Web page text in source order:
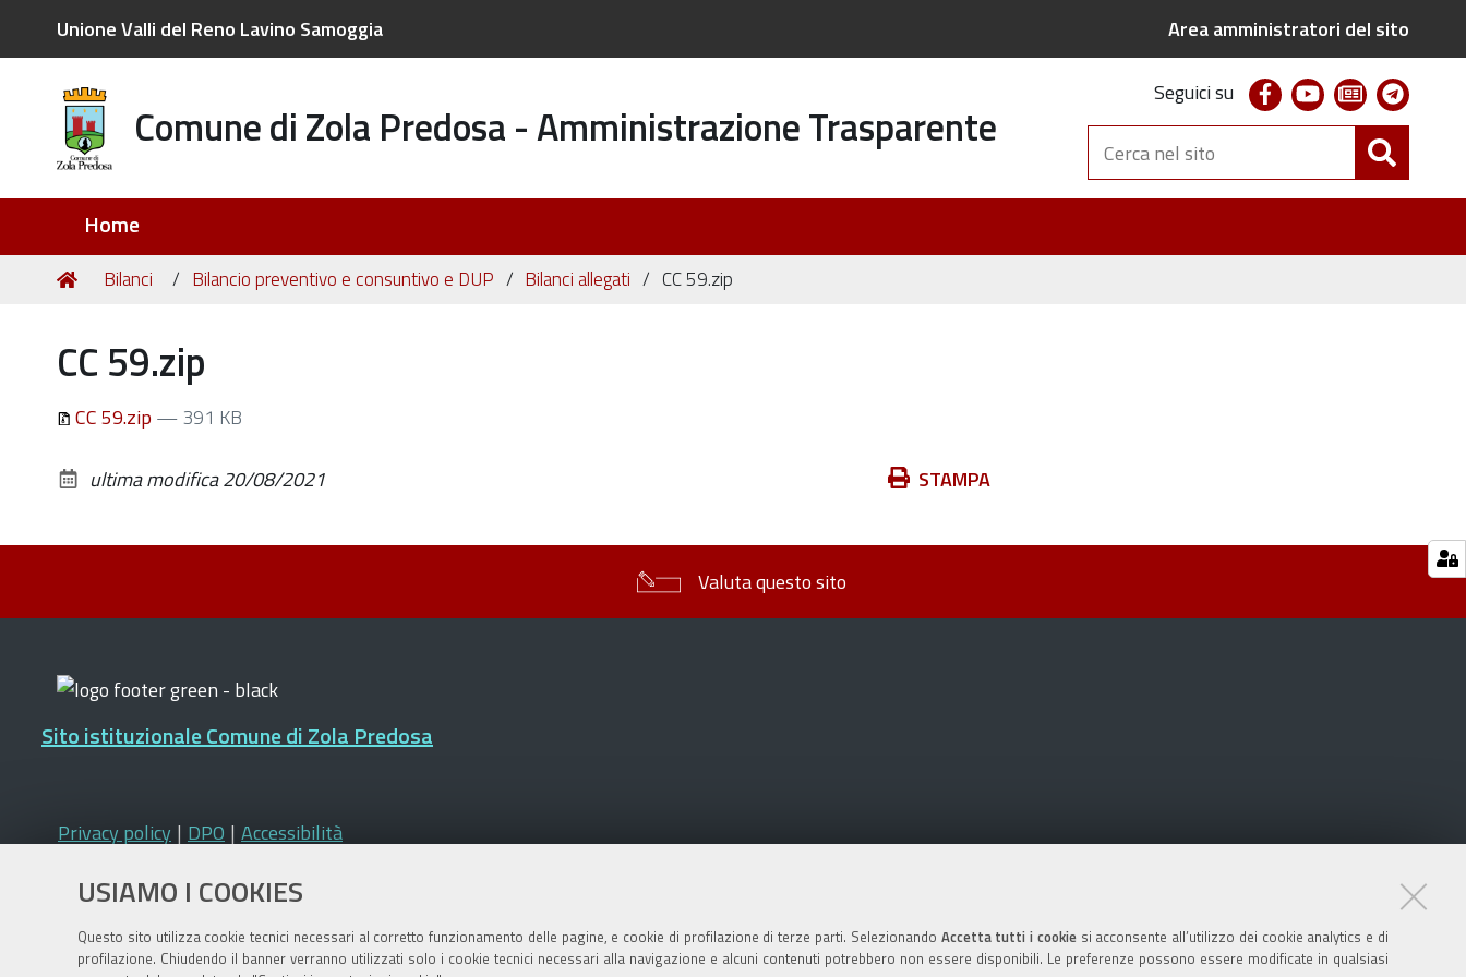
USIAMO I COOKIES
Questo sito utilizza cookie tecnici necessari al corretto funzionamento delle pagine, e cookie di profilazione di terze parti. Selezionando Accetta tutti i cookiesi acconsente all’utilizzo dei cookie analytics e di
profilazione. Chiudendo il banner verranno utilizzati solo i cookie tecnici necessari alla navigazione e alcuni contenuti potrebbero non essere disponibili. Le preferenze possono essere modificate in qualsiasi
Unione Valli del Reno Lavino Samoggia Area amministratori del sito
Comune di Zola Predosa - Amministrazione Trasparente
Seguici su facebookyoutubenewsletter
Cerca
nel
sito
Home
Tu
Home
Bilanci Bilancio preventivo e consuntivo e DUP Bilanci allegati CC 59.zip
CC 59.zip
CC 59.zip — 391 KB
Azioni STAMPA
ultima modifica20/08/2021
Valuta questo sito
Sito istituzionale Comune di Zola Predosa
Privacy policy | DPO | Accessibilità